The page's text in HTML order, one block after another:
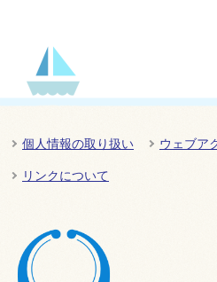
個人情報の取り扱い ウェブア
リンクについて